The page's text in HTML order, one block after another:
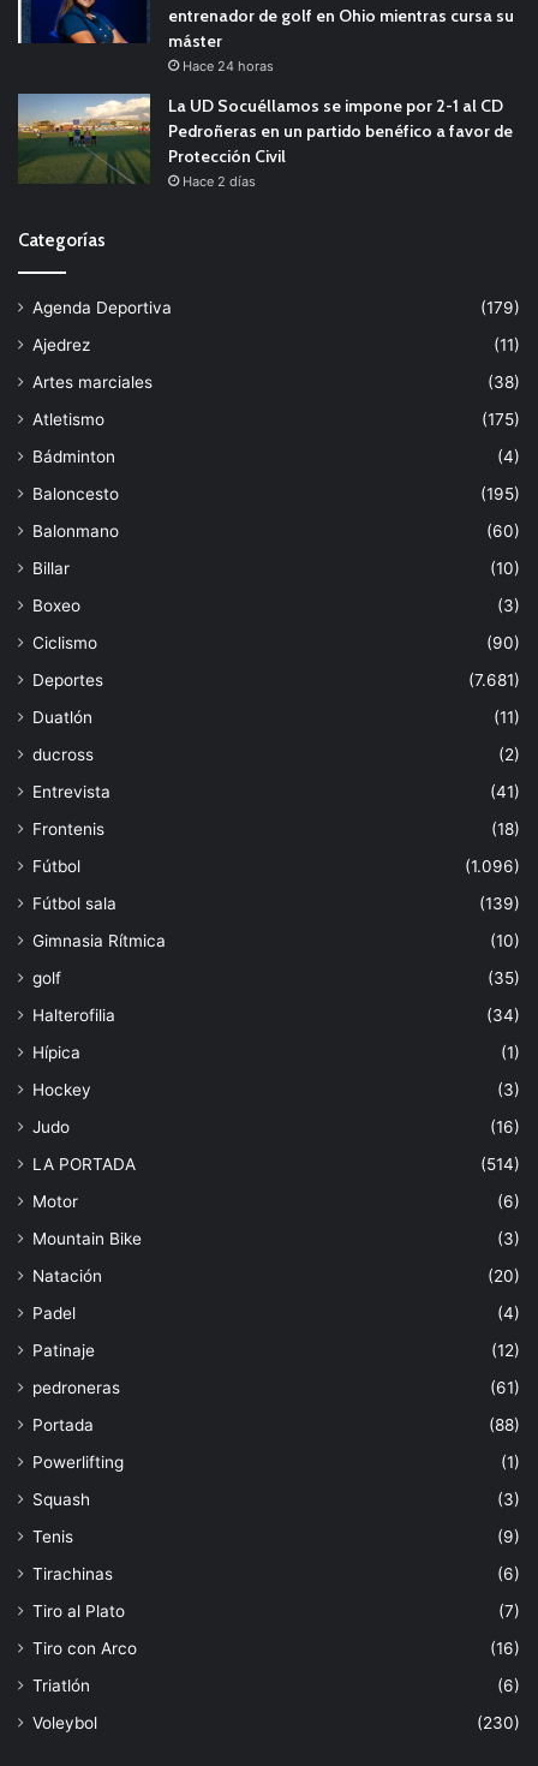
entrenador de golf en Ohio mientras cursa su
máster
Hace 24 horas
La UD Socuéllamos se impone por 2-1 al CD
Pedroñeras en un partido benéfico a favor de
Protección Civil
Hace 2 días
Categorías
Agenda Deportiva
(179)
Ajedrez
(11)
Artes marciales
(38)
Atletismo
(175)
Bádminton
(4)
Baloncesto
(195)
Balonmano
(60)
Billar
(10)
Boxeo
(3)
Ciclismo
(90)
Deportes
(7.681)
Duatlón
(11)
ducross
(2)
Entrevista
(41)
Frontenis
(18)
Fútbol
(1.096)
Fútbol sala
(139)
Gimnasia Rítmica
(10)
golf
(35)
Halterofilia
(34)
Hípica
(1)
Hockey
(3)
Judo
(16)
LA PORTADA
(514)
Motor
(6)
Mountain Bike
(3)
Natación
(20)
Padel
(4)
Patinaje
(12)
pedroneras
(61)
Portada
(88)
Powerlifting
(1)
Squash
(3)
Tenis
(9)
Tirachinas
(6)
Tiro al Plato
(7)
Tiro con Arco
(16)
Triatlón
(6)
Voleybol
(230)